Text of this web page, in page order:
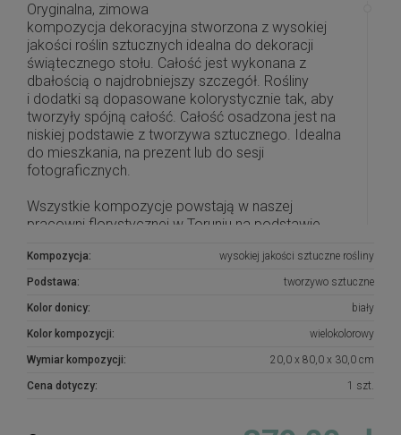
Oryginalna, zimowa
kompozycja dekoracyjna stworzona z wysokiej
jakości roślin sztucznych idealna do dekoracji
świątecznego stołu. Całość jest wykonana z
dbałością o najdrobniejszy szczegół. Rośliny
i dodatki są dopasowane kolorystycznie tak, aby
tworzyły spójną całość. Całość osadzona jest na
niskiej podstawie z tworzywa sztucznego. Idealna
do mieszkania, na prezent lub do sesji
fotograficznych.
Wszystkie kompozycje powstają w naszej
pracowni florystycznej w Toruniu na podstawie
wykonane z największą starannością i
dopracowane w najdrobniejszych szczegółach.
W przypadku niedostępności produktu, prosimy o
kontakt, postaramy się na zamówienie wykonać
Kompozycja: wysokiej jakości sztuczne rośliny
Podstawa: tworzywo sztuczne
Kolor donicy: biały
Kolor kompozycji: wielokolorowy
Wymiar kompozycji: 20,0 x 80,0 x 30,0 cm
Cena dotyczy: 1 szt.